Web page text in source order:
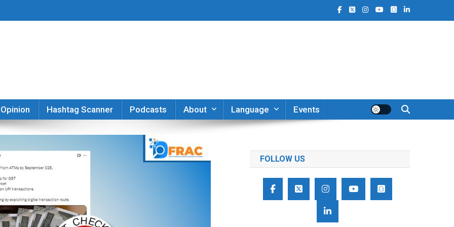
Opinion Hashtag Scanner Podcasts About Language Events
FOLLOW US